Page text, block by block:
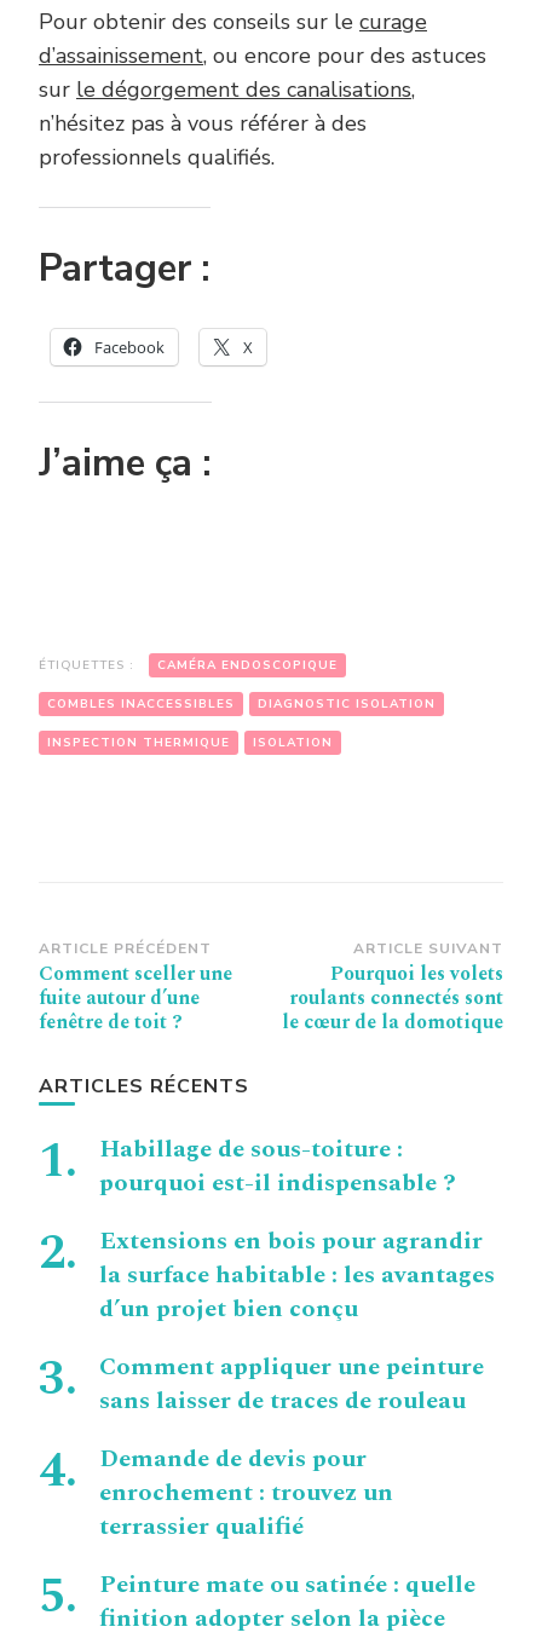
Pour obtenir des conseils sur le curage
d’assainissement, ou encore pour des astuces
sur le dégorgement des canalisations,
n’hésitez pas à vous référer à des
professionnels qualifiés.
Partager :
Facebook X
J’aime ça :
ÉTIQUETTES : CAMÉRA ENDOSCOPIQUE
COMBLES INACCESSIBLES DIAGNOSTIC ISOLATION
INSPECTION THERMIQUE ISOLATION
Navigation
d’article
ARTICLE PRÉCÉDENT
Comment sceller une
fuite autour d’une
fenêtre de toit ?
ARTICLE SUIVANT
Pourquoi les volets
roulants connectés sont
le cœur de la domotique
ARTICLES RÉCENTS
Habillage de sous-toiture :
pourquoi est-il indispensable ?
Extensions en bois pour agrandir
la surface habitable : les avantages
d’un projet bien conçu
Comment appliquer une peinture
sans laisser de traces de rouleau
Demande de devis pour
enrochement : trouvez un
terrassier qualifié
Peinture mate ou satinée : quelle
finition adopter selon la pièce